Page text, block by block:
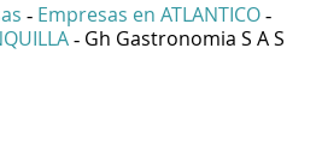
- Empresas en ATLANTICO -
- Gh Gastronomia S A S